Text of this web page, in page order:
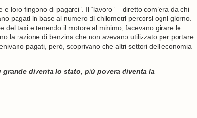
loro fingono di pagarci”. Il “lavoro” – diretto com’era da chi
pagati in base al numero di chilometri percorsi ogni giorno.
del taxi e tenendo il motore al minimo, facevano girare le
la razione di benzina che non avevano utilizzato per portare
pagati, però, scoprivano che altri settori dell’economia
grande diventa lo stato, più povera diventa la